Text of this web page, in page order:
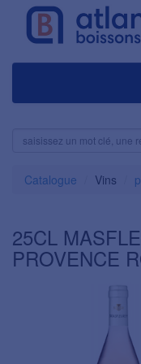
Catalogue Vins
25CL
PROVENCE